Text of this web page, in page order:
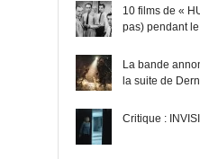
10 films de «
pas) pendant
La bande
la suite de
Critique :